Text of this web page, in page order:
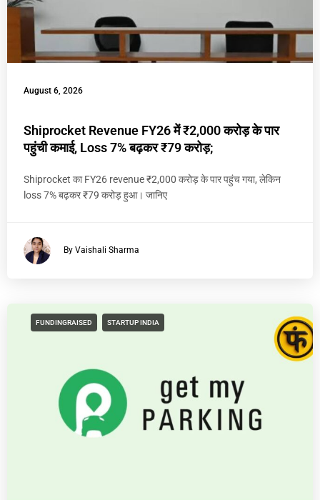
August 6, 2026
Shiprocket Revenue FY26 में ₹2,000 करोड़ के पार
पहुंची कमाई, Loss 7% बढ़कर ₹79 करोड़;
Shiprocket का FY26 revenue ₹2,000 करोड़ के पार पहुंच गया, लेकिन
loss 7% बढ़कर ₹79 करोड़ हुआ। जानिए
By Vaishali Sharma
FUNDINGRAISED STARTUP INDIA